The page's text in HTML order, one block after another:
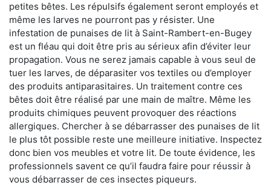
petites bêtes. Les répulsifs également seront employés et
même les larves ne pourront pas y résister. Une
infestation de punaises de lit à Saint-Rambert-en-Bugey
est un fléau qui doit être pris au sérieux afin d’éviter leur
propagation. Vous ne serez jamais capable à vous seul de
tuer les larves, de déparasiter vos textiles ou d’employer
des produits antiparasitaires. Un traitement contre ces
bêtes doit être réalisé par une main de maître. Même les
produits chimiques peuvent provoquer des réactions
allergiques. Chercher à se débarrasser des punaises de lit
le plus tôt possible reste une meilleure initiative. Inspectez
donc bien vos meubles et votre lit. De toute évidence, les
professionnels savent ce qu’il faudra faire pour réussir à
vous débarrasser de ces insectes piqueurs.